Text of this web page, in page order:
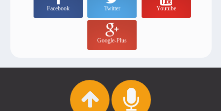
Youtube
Twitter
Facebook
Google-Plus